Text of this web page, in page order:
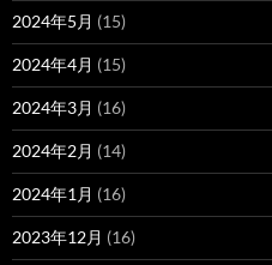
2024年5月 (15)
2024年4月 (15)
2024年3月 (16)
2024年2月 (14)
2024年1月 (16)
2023年12月 (16)